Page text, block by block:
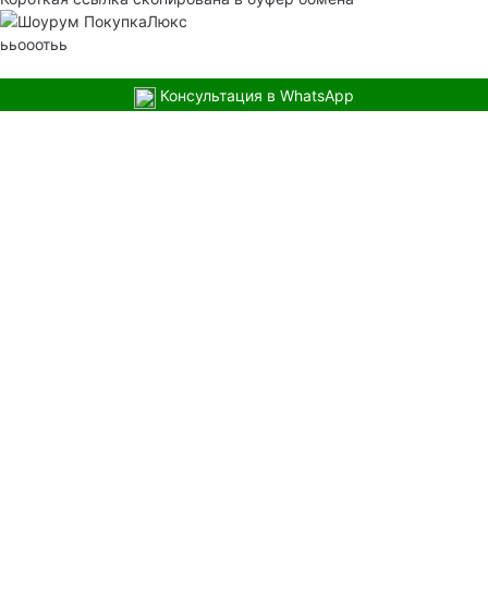
ььооотьь
Консультация в WhatsApp